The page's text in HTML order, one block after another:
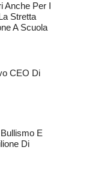
Anche Per I
Stretta
A Scuola
CEO Di
E
Di